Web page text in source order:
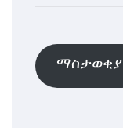
ማስታወቂያ